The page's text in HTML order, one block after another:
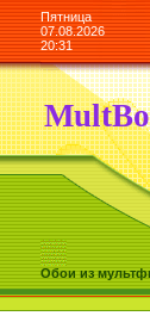
Пятница
07.08.2026
20:31
Обои из